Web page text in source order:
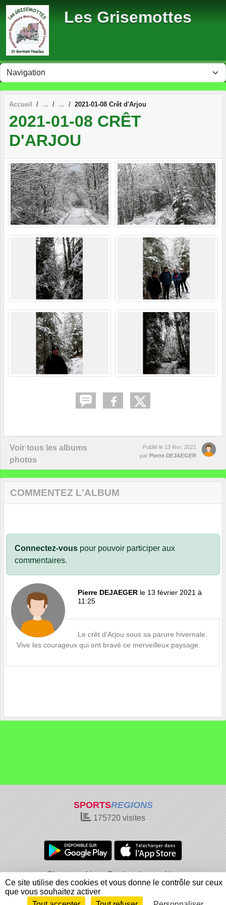
Les Grisemottes
Accueil 2021-01-08 Crêt d'Arjou
2021-01-08 CRÊT
D'ARJOU
Voir tous les albums
photos
Publié le 13 févr. 2021
par Pierre DEJAEGER
COMMENTEZ L'ALBUM
Connectez-vous pour pouvoir participer aux
commentaires.
Pierre DEJAEGER le 13 février 2021 à
11:25
Le crêt d'Arjou sous sa parure hivernale.
Vive les courageux qui ont bravé ce merveilleux paysage.
SPORTSREGIONS
175720 visites
Charte cookies
Gestion des cookies
Informations légales
Signaler un contenu inapproprié
Panneau de gestion des cookies
Ce site utilise des cookies et vous donne le contrôle sur ceux
que vous souhaitez activer